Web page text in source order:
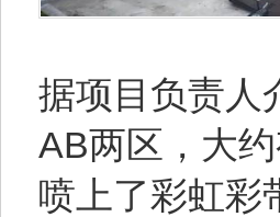
据项目负责人
AB两区，大
喷上了彩虹彩